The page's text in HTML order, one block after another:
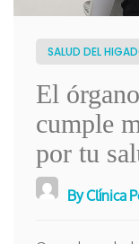
SALUD DEL
El
cumple
por tu
ByClínica